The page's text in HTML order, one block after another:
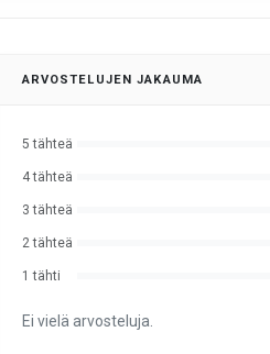
ARVOSTELUJEN JAKAUMA
5 tähteä
4 tähteä
3 tähteä
2 tähteä
1 tähti
Ei vielä arvosteluja.